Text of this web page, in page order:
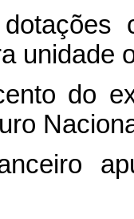
unidade
do